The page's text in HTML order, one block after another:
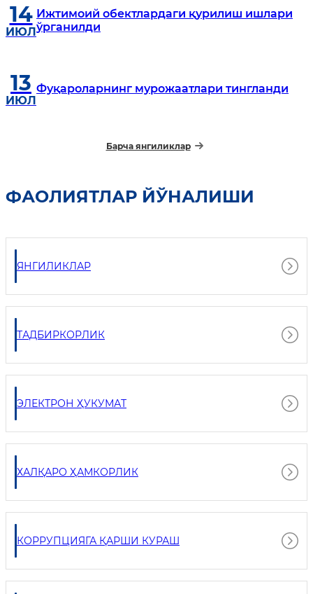
14
ИЮЛ
Ижтимоий обектлардаги қурилиш ишлари
ўрганилди
13
ИЮЛ
Фуқароларнинг мурожаатлари тингланди
Барча янгиликлар
ФАОЛИЯТЛАР ЙЎНАЛИШИ
ЯНГИЛИКЛАР
ТАДБИРКОРЛИК
ЭЛЕКТРОН ҲУКУМАТ
ХАЛҚАРО ҲАМКОРЛИК
КОРРУПЦИЯГА ҚАРШИ КУРАШ